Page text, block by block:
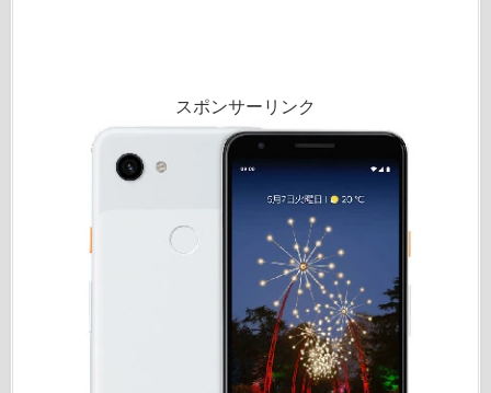
スポンサーリンク